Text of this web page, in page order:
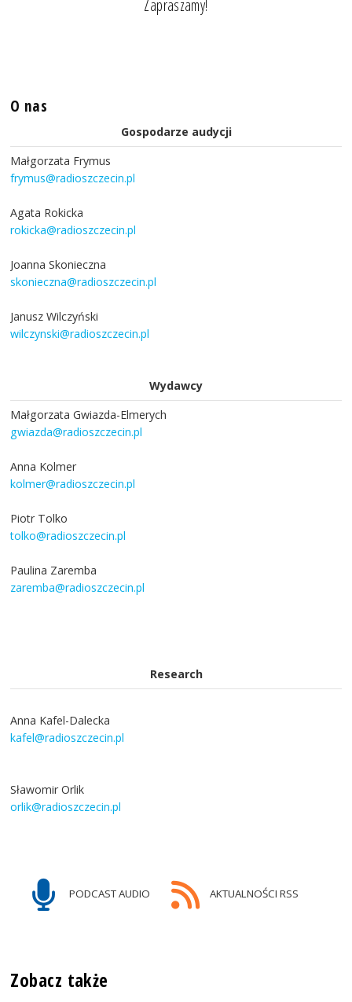
Zapraszamy!
O nas
Gospodarze audycji
Małgorzata Frymus
frymus@radioszczecin.pl
Agata Rokicka
rokicka@radioszczecin.pl
Joanna Skonieczna
skonieczna@radioszczecin.pl
Janusz Wilczyński
wilczynski@radioszczecin.pl
Wydawcy
Małgorzata Gwiazda-Elmerych
gwiazda@radioszczecin.pl
Anna Kolmer
kolmer@radioszczecin.pl
Piotr Tolko
tolko@radioszczecin.pl
Paulina Zaremba
zaremba@radioszczecin.pl
Research
Anna Kafel-Dalecka
kafel@radioszczecin.pl
Sławomir Orlik
orlik@radioszczecin.pl
PODCAST AUDIO AKTUALNOŚCI RSS
Zobacz także